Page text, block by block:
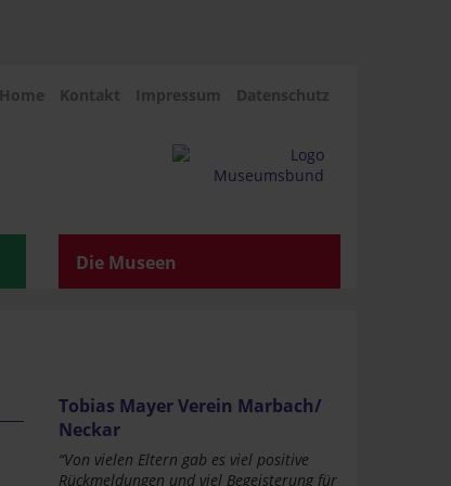
Home Kontakt Impressum Datenschutz
Die Museen
Tobias Mayer Verein Marbach/
Neckar
“Von vielen Eltern gab es viel positive
Rückmeldungen und viel Begeisterung für